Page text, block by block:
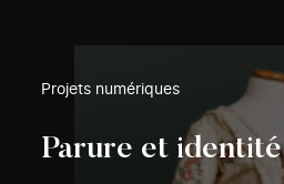
Projets numériques
Parure et identité